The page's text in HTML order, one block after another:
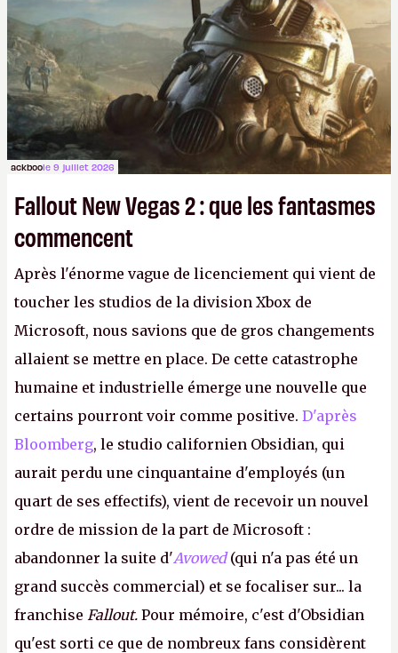
ackboole 9 juillet 2026
Fallout New Vegas 2 : que les fantasmes
commencent
Après l'énorme vague de licenciement qui vient de
toucher les studios de la division Xbox de
Microsoft, nous savions que de gros changements
allaient se mettre en place. De cette catastrophe
humaine et industrielle émerge une nouvelle que
certains pourront voir comme positive. D'après
Bloomberg, le studio californien Obsidian, qui
aurait perdu une cinquantaine d'employés (un
quart de ses effectifs), vient de recevoir un nouvel
ordre de mission de la part de Microsoft :
abandonner la suite d'Avowed(qui n'a pas été un
grand succès commercial) et se focaliser sur... la
franchise Fallout. Pour mémoire, c'est d'Obsidian
qu'est sorti ce que de nombreux fans considèrent